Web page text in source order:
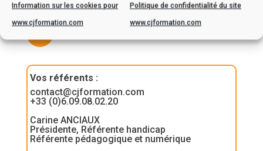
Information sur les cookies pour
www.cjformation.com
Politique de confidentialité du site
www.cjformation.com
Vos référents :
contact@cjformation.com
+33 (0)6.09.08.02.20
Carine ANCIAUX
Présidente, Référente handicap
Référente pédagogique et numérique